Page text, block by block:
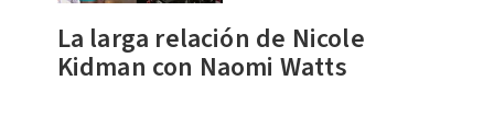
La larga relación de Nicole
Kidman con Naomi Watts